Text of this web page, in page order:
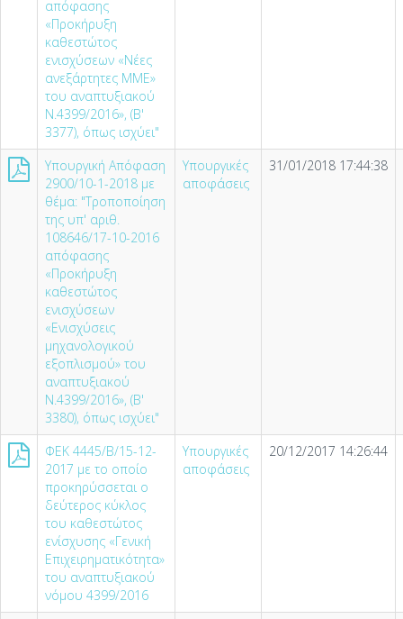
απόφασης
«Προκήρυξη
καθεστώτος
ενισχύσεων «Νέες
ανεξάρτητες ΜΜΕ»
του αναπτυξιακού
Ν.4399/2016», (Β'
3377), όπως ισχύει"
Υπουργική Απόφαση
2900/10-1-2018 με
θέμα: "Τροποποίηση
της υπ' αριθ.
108646/17-10-2016
απόφασης
«Προκήρυξη
καθεστώτος
ενισχύσεων
«Ενισχύσεις
μηχανολογικού
εξοπλισμού» του
αναπτυξιακού
Ν.4399/2016», (Β'
3380), όπως ισχύει"
Υπουργικές
αποφάσεις
31/01/2018 17:44:38
ΦΕΚ 4445/Β/15-12-
2017 με το οποίο
προκηρύσσεται ο
δεύτερος κύκλος
του καθεστώτος
ενίσχυσης «Γενική
Επιχειρηματικότητα»
του αναπτυξιακού
νόμου 4399/2016
Υπουργικές
αποφάσεις
20/12/2017 14:26:44